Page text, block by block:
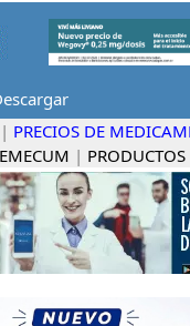
| PRECIOS DE
| PRODUCTOS